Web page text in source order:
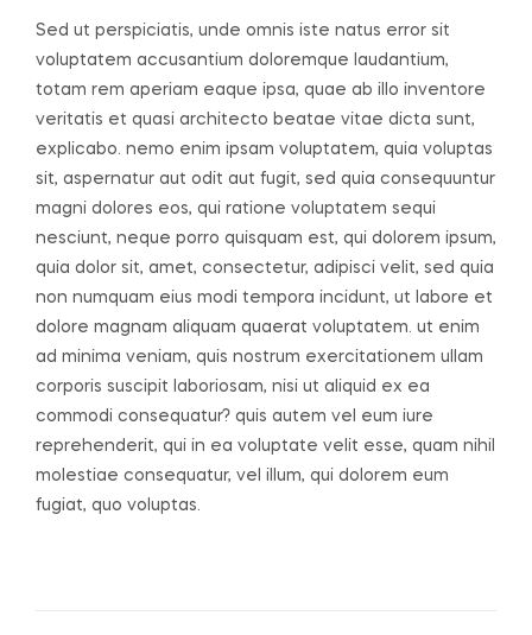
Sed ut perspiciatis, unde omnis iste natus error sit
voluptatem accusantium doloremque laudantium,
totam rem aperiam eaque ipsa, quae ab illo inventore
veritatis et quasi architecto beatae vitae dicta sunt,
explicabo. nemo enim ipsam voluptatem, quia voluptas
sit, aspernatur aut odit aut fugit, sed quia consequuntur
magni dolores eos, qui ratione voluptatem sequi
nesciunt, neque porro quisquam est, qui dolorem ipsum,
quia dolor sit, amet, consectetur, adipisci velit, sed quia
non numquam eius modi tempora incidunt, ut labore et
dolore magnam aliquam quaerat voluptatem. ut enim
ad minima veniam, quis nostrum exercitationem ullam
corporis suscipit laboriosam, nisi ut aliquid ex ea
commodi consequatur? quis autem vel eum iure
reprehenderit, qui in ea voluptate velit esse, quam nihil
molestiae consequatur, vel illum, qui dolorem eum
fugiat, quo voluptas.